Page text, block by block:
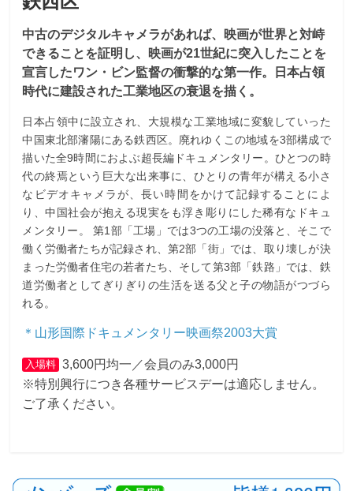
中古のデジタルキャメラがあれば、映画が世界と対峙
できることを証明し、映画が21世紀に突入したことを
宣言したワン・ビン監督の衝撃的な第一作。日本占領
時代に建設された工業地区の衰退を描く。
日本占領中に設立され、大規模な工業地域に変貌していった
中国東北部瀋陽にある鉄西区。廃れゆくこの地域を3部構成で
描いた全9時間におよぶ超長編ドキュメンタリー。ひとつの時
代の終焉という巨大な出来事に、ひとりの青年が構える小さ
なビデオキャメラが、長い時間をかけて記録することによ
り、中国社会が抱える現実をも浮き彫りにした稀有なドキュ
メンタリー。 第1部「工場」では3つの工場の没落と、そこで
働く労働者たちが記録され、第2部「街」では、取り壊しが決
まった労働者住宅の若者たち、そして第3部「鉄路」では、鉄
道労働者としてぎりぎりの生活を送る父と子の物語がつづら
れる。
＊山形国際ドキュメンタリー映画祭2003大賞
入場料 3,600円均一／会員のみ3,000円
※特別興行につき各種サービスデーは適応しません。
ご了承ください。